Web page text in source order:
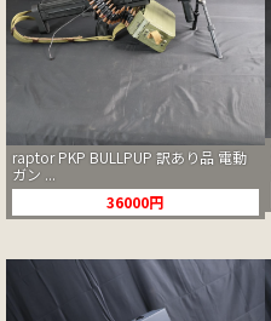
raptor PKP BULLPUP 訳あり品 電動
ガン ...
36000円